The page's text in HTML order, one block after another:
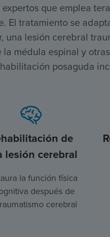
que emplea
El tratamiento se
lesión cerebral
médula espinal y
posaguda
de
lesión cerebral
la función física
después de
cerebral